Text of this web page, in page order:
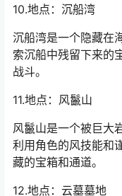
10.地点：沉船湾
沉船湾是一个隐藏在
索沉船中残留下来的
战斗。
11.地点：风鬣山
风鬣山是一个被巨大
利用角色的风技能和
藏的宝箱和通道。
12.地点：云墓墓地